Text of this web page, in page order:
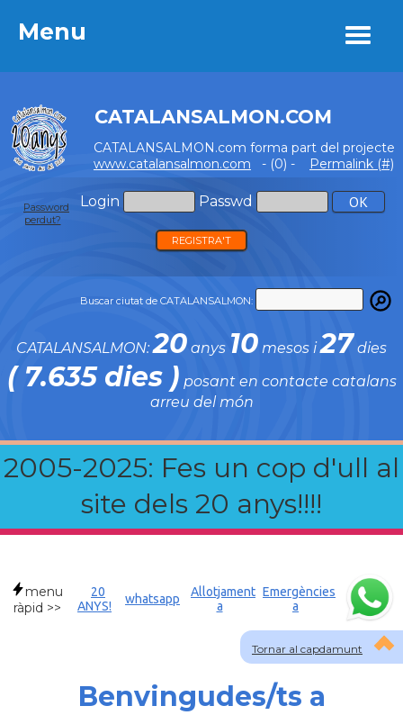
Menu
CATALANSALMON.COM
CATALANSALMON.com forma part del projecte
www.catalansalmon.com - (0) - Permalink (#)
Login Passwd
Password
perdut?
REGISTRA'T
Buscar ciutat de CATALANSALMON:
CATALANSALMON:20 anys 10 mesos i27 dies
( 7.635 dies ) posant en contacte catalans
arreu del món
2005-2025: Fes un cop d'ull al
site dels 20 anys!!!!
Menu
Tornar al capdamunt
menu
ràpid >>
20
ANYS!
whatsapp
Allotjament
a
Emergències
a
Benvingudes/ts a